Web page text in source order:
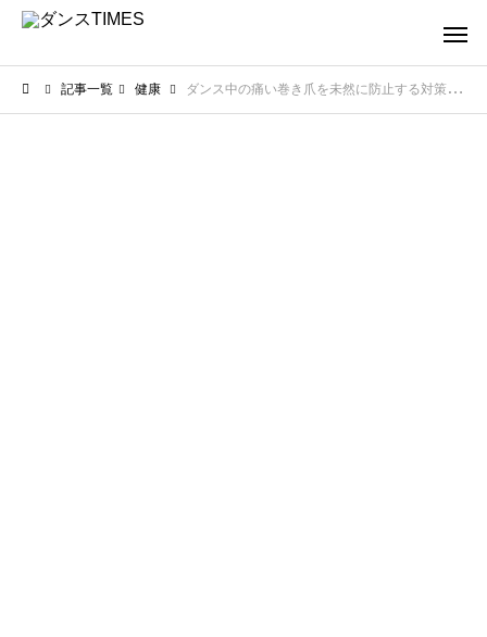
記事一覧 健康 ダンス中の痛い巻き爪を未然に防止する対策！足元のトラブルを防ぐ